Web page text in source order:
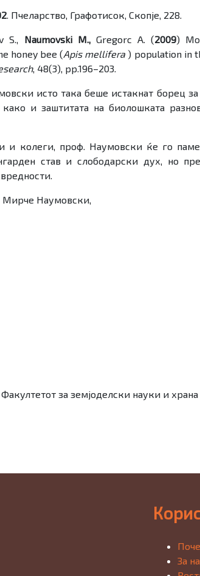
. Пчеларство, Графотисок, Скопје, 228.
S., Naumovski M.,Gregorc A. (2009)
honey bee (Apis mellifera) population in
, 48(3), pp.196–203.
исто така беше истакнат борец за
и заштитата на биолошката
и колеги, проф. Наумовски ќе го
став и слободарски дух, но
Мирче Наумовски,
за земјоделски науки и
За